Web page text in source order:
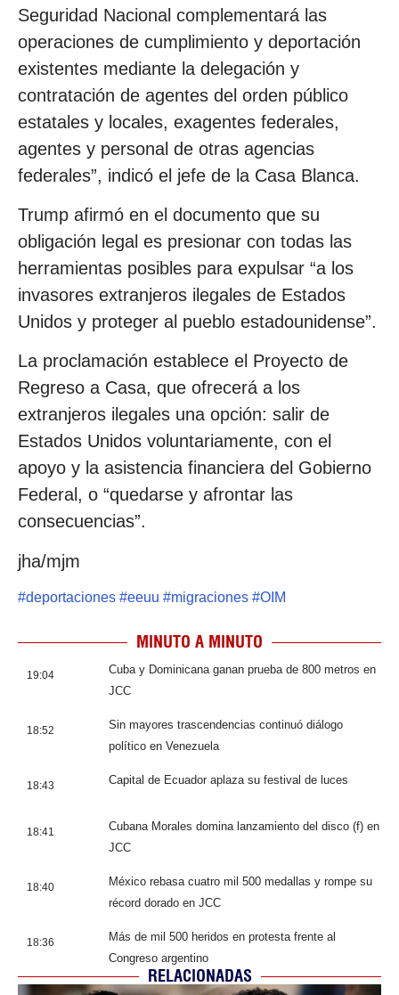
Seguridad Nacional complementará las
operaciones de cumplimiento y deportación
existentes mediante la delegación y
contratación de agentes del orden público
estatales y locales, exagentes federales,
agentes y personal de otras agencias
federales”, indicó el jefe de la Casa Blanca.
Trump afirmó en el documento que su
obligación legal es presionar con todas las
herramientas posibles para expulsar “a los
invasores extranjeros ilegales de Estados
Unidos y proteger al pueblo estadounidense”.
La proclamación establece el Proyecto de
Regreso a Casa, que ofrecerá a los
extranjeros ilegales una opción: salir de
Estados Unidos voluntariamente, con el
apoyo y la asistencia financiera del Gobierno
Federal, o “quedarse y afrontar las
consecuencias”.
jha/mjm
#deportaciones #eeuu #migraciones #OIM
MINUTO A MINUTO
19:04
Cuba y Dominicana ganan prueba de 800 metros en
JCC
18:52
Sin mayores trascendencias continuó diálogo
político en Venezuela
18:43 Capital de Ecuador aplaza su festival de luces
18:41
Cubana Morales domina lanzamiento del disco (f) en
JCC
18:40
México rebasa cuatro mil 500 medallas y rompe su
récord dorado en JCC
18:36
Más de mil 500 heridos en protesta frente al
Congreso argentino
RELACIONADAS